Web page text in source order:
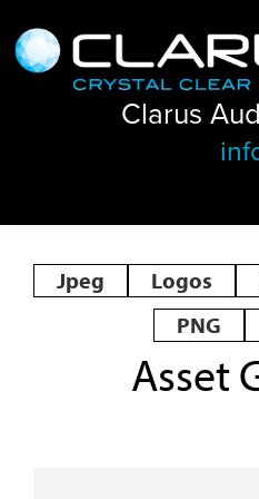
to
main
to
footer
Clarus
Audiophile
Collection
Clarus
Jpeg Logos
PNG
Asset